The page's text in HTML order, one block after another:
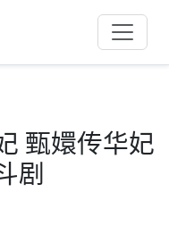
甄嬛传华妃
剧